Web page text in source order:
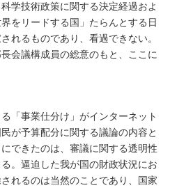
学技術政策に関する決定経過およ
をリードする国」たらんとする日
れるものであり、看過できない。
会議構成員の総意のもと、ここに
「事業仕分け」がインターネット
が予算配分に関する議論の内容と
できたのは、審議に関する透明性
。逼迫した我が国の財政状況にお
れるのは当然のことであり、国家